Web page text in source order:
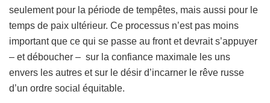
seulement pour la période de tempêtes, mais aussi pour le
temps de paix ultérieur. Ce processus n’est pas moins
important que ce qui se passe au front et devrait s’appuyer
– et déboucher – sur la confiance maximale les uns
envers les autres et sur le désir d’incarner le rêve russe
d’un ordre social équitable.